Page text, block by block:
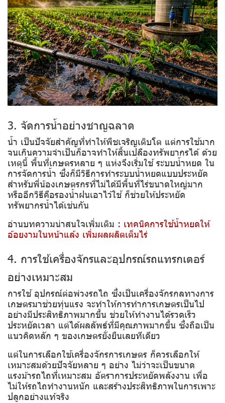
3. จัดการน้ำอย่างชาญฉลาด
น้ำ เป็นปัจจัยสำคัญที่ทำให้พืชเจริญเติบโต แต่การใช้มาก
จนเกินความจำเป็นก็อาจทำให้สิ้นเปลืองทรัพยากรได้ ด้วย
เหตุนี้ พื้นที่เกษตรหลาย ๆ แห่งจึงเริ่มใช้ ระบบน้ำหยด ใน
การจัดการน้ำ ซึ่งก็มีวิธีการทำระบบน้ำหยดแบบประหยัด
สำหรับพี่น้องเกษตรกรที่ไม่ได้มีพื้นที่ไร่ขนาดใหญ่มาก
หรืออีกวิธีคือรองน้ำฝนเอาไว้ใช้ ก็ช่วยให้ประหยัด
ทรัพยากรน้ำได้เช่นกัน
อ่านบทความน่าสนใจเพิ่มเติม : เทคนิคการใช้น้ำหยดให้
อ้อยงามในหน้าแล้ง เพิ่มผลผลิตเต็มไร่
4. การใช้เครื่องจักรและอุปกรณ์รถแทรกเตอร์
อย่างเหมาะสม
การใช้ อุปกรณ์ต่อพ่วงรถไถ ซึ่งเป็นเครื่องจักรกลทางการ
เกษตรมาช่วยทุ่นแรง จะทำให้การทำการเกษตรเป็นไป
อย่างมีประสิทธิภาพมากขึ้น ช่วยให้ทำงานได้รวดเร็ว
ประหยัดเวลา แต่ได้ผลลัพธ์ที่มีคุณภาพมากขึ้น ซึ่งถือเป็น
แนวคิดหลัก ๆ ของเกษตรยั่งยืนเลยทีเดียว
แต่ในการเลือกใช้เครื่องจักรการเกษตร ก็ควรเลือกให้
เหมาะสมด้วยปัจจัยหลาย ๆ อย่าง ไม่ว่าจะเป็นขนาด
แรงม้ารถไถที่เหมาะสม อัตราการประหยัดพลังงาน เพื่อ
ไม่ให้รถไถทำงานหนัก และสร้างประสิทธิภาพในการเพาะ
ปลูกอย่างแท้จริง